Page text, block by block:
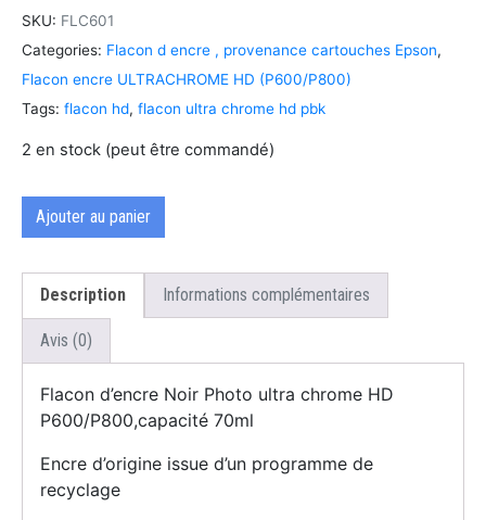
SKU: FLC601
Categories: Flacon d encre , provenance cartouches Epson,
Flacon encre ULTRACHROME HD (P600/P800)
Tags: flacon hd, flacon ultra chrome hd pbk
2 en stock (peut être commandé)
Ajouter au panier
Description Informations complémentaires
Avis (0)
Flacon d’encre Noir Photo ultra chrome HD
P600/P800,capacité 70ml
Encre d’origine issue d’un programme de
recyclage